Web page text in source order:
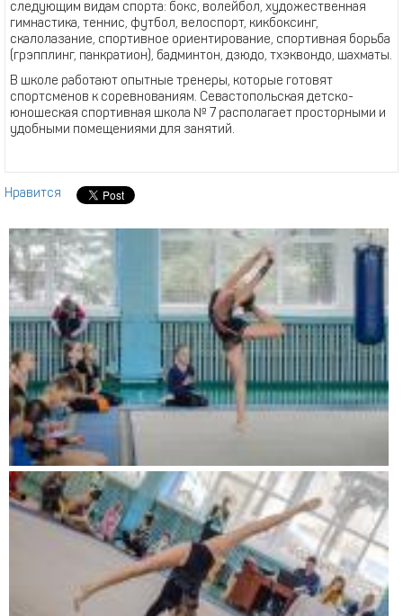
следующим видам спорта: бокс, волейбол, художественная
гимнастика, теннис, футбол, велоспорт, кикбоксинг,
скалолазание, спортивное ориентирование, спортивная борьба
(грэпплинг, панкратион), бадминтон, дзюдо, тхэквондо, шахматы.
В школе работают опытные тренеры, которые готовят
спортсменов к соревнованиям. Севастопольская детско-
юношеская спортивная школа № 7 располагает просторными и
удобными помещениями для занятий.
Нравится